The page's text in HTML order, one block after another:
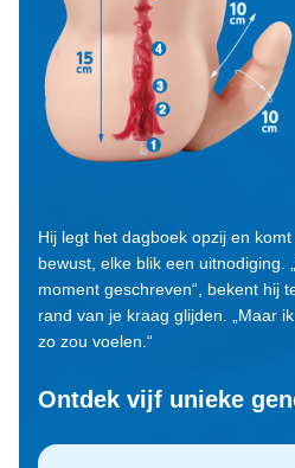
Hij legt het dagboek opzij en
bewust, elke blik een uitnodiging.
moment geschreven“, bekent hij
rand van je kraag glijden. „Maar
zo zou voelen.“
Ontdek vijf unieke